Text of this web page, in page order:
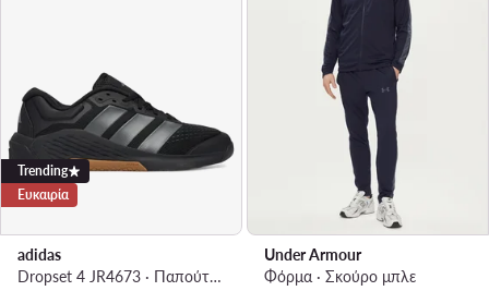
Trending
Ευκαιρία
adidas
Dropset 4 JR4673 · Παπούτσια για Γυμναστήριο
Under Armour
Φόρμα · Σκούρο μπλε